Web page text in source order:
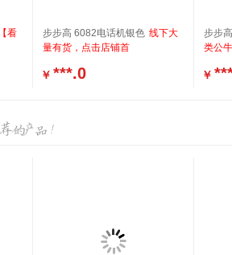
【看
步步高 6082电话机银色 线下大
量有货，点击店铺首
￥ ***.0
步步
类公
￥